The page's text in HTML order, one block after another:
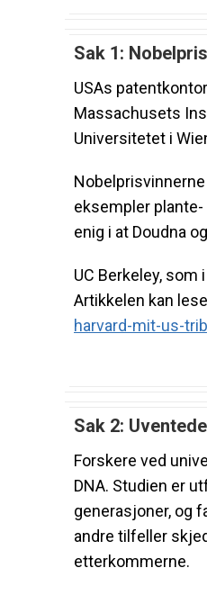
Sak 1:
USAs
Massachusets
Universitetet i
eksempler
enig i at Doudna
UC Berkeley,
Artikkelen kan
harvard-mit-us-
Sak 2:
Forskere ved
DNA. Studien er
generasjoner, og
andre tilfeller
etterkommerne.